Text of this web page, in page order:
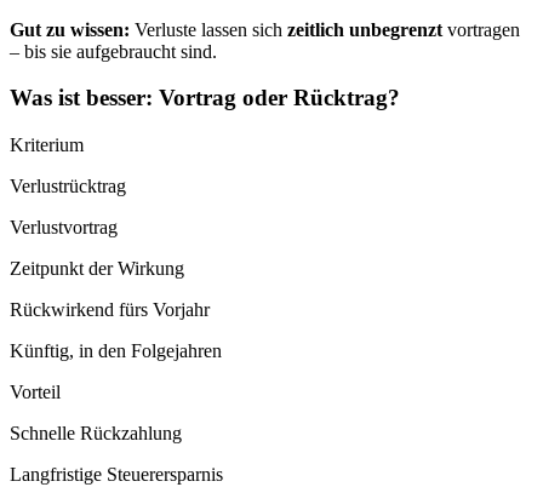
Gut zu wissen: Verluste lassen sich zeitlich unbegrenzt vortragen
– bis sie aufgebraucht sind.
Was ist besser: Vortrag oder Rücktrag?
Kriterium
Verlustrücktrag
Verlustvortrag
Zeitpunkt der Wirkung
Rückwirkend fürs Vorjahr
Künftig, in den Folgejahren
Vorteil
Schnelle Rückzahlung
Langfristige Steuerersparnis